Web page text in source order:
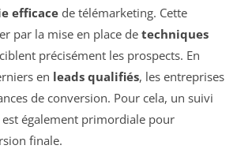
efficace de télémarketing. Cette
par la mise en place de techniques
précisément les prospects. En
en leads qualifiés, les entreprises
de conversion. Pour cela, un suivi
également primordiale pour
finale.